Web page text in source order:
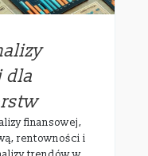
dla
finansowej,
rentowności i